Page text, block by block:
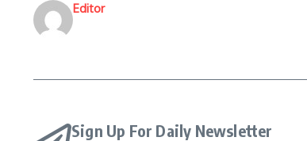
Editor
Sign Up For Daily Newsletter